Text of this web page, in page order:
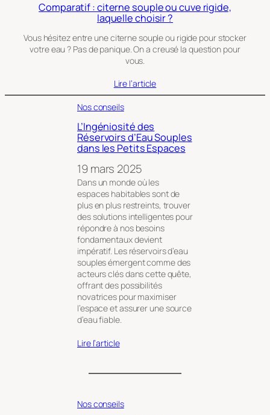
Comparatif : citerne souple ou cuve rigide,
laquelle choisir ?
Vous hésitez entre une citerne souple ou rigide pour stocker
votre eau ? Pas de panique. On a creusé la question pour
vous.
Lire l’article
Nos conseils
L’Ingéniosité des
Réservoirs d’Eau Souples
dans les Petits Espaces
19 mars 2025
Dans un monde où les
espaces habitables sont de
plus en plus restreints, trouver
des solutions intelligentes pour
répondre à nos besoins
fondamentaux devient
impératif. Les réservoirs d’eau
souples émergent comme des
acteurs clés dans cette quête,
offrant des possibilités
novatrices pour maximiser
l’espace et assurer une source
d’eau fiable.
Lire l’article
Nos conseils